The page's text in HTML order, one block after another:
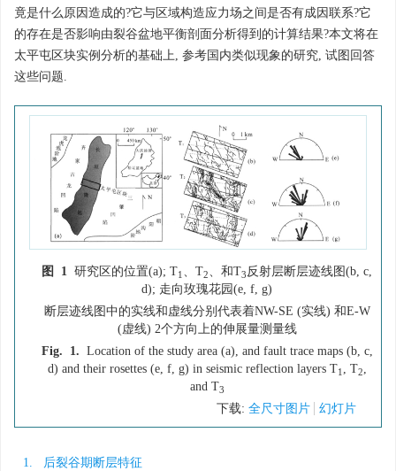
竟是什么原因造成的?它与区域构造应力场之间是否有成因联系?它
的存在是否影响由裂谷盆地平衡剖面分析得到的计算结果?本文将在
太平屯区块实例分析的基础上, 参考国内类似现象的研究, 试图回答
这些问题.
图 1 研究区的位置(a); T1 、T2、和T3反射层断层迹线图(b, c,
d); 走向玫瑰花园(e, f, g)
断层迹线图中的实线和虚线分别代表着NW-SE (实线) 和E-W
(虚线) 2个方向上的伸展量测量线
Fig. 1. Location of the study area (a), and fault trace maps (b, c,
d) and their rosettes (e, f, g) in seismic reflection layers T1 , T2,
and T3
下载: 全尺寸图片 幻灯片
1. 后裂谷期断层特征